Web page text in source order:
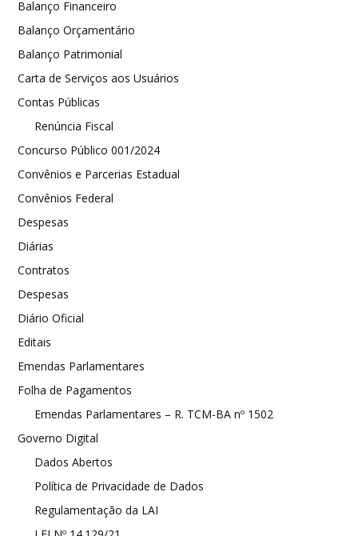
Balanço Financeiro
Balanço Orçamentário
Balanço Patrimonial
Carta de Serviços aos Usuários
Contas Públicas
Renúncia Fiscal
Concurso Público 001/2024
Convênios e Parcerias Estadual
Convênios Federal
Despesas
Diárias
Contratos
Despesas
Diário Oficial
Editais
Emendas Parlamentares
Folha de Pagamentos
Emendas Parlamentares – R. TCM-BA nº 1502
Governo Digital
Dados Abertos
Política de Privacidade de Dados
Regulamentação da LAI